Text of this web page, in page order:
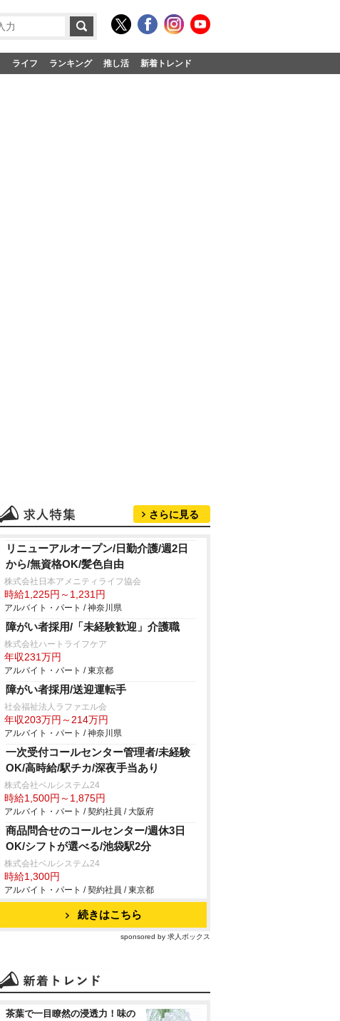
ライフ ランキング 推し活 新着トレンド
さらに見る
リニューアルオープン/日勤介護/週2日
から/無資格OK/髪色自由
株式会社日本アメニティライフ協会
時給1,225円～1,231円
アルバイト・パート / 神奈川県
障がい者採用/「未経験歓迎」介護職
株式会社ハートライフケア
年収231万円
アルバイト・パート / 東京都
障がい者採用/送迎運転手
社会福祉法人ラファエル会
年収203万円～214万円
アルバイト・パート / 神奈川県
一次受付コールセンター管理者/未経験
OK/高時給/駅チカ/深夜手当あり
株式会社ベルシステム24
時給1,500円～1,875円
アルバイト・パート / 契約社員 / 大阪府
商品問合せのコールセンター/週休3日
OK/シフトが選べる/池袋駅2分
株式会社ベルシステム24
時給1,300円
アルバイト・パート / 契約社員 / 東京都
続きはこちら
sponsored by 求人ボックス
茶葉で一目瞭然の浸透力！味の